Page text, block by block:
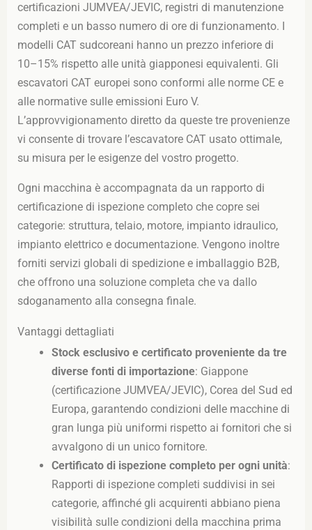
certificazioni JUMVEA/JEVIC, registri di manutenzione
completi e un basso numero di ore di funzionamento. I
modelli CAT sudcoreani hanno un prezzo inferiore di
10–15% rispetto alle unità giapponesi equivalenti. Gli
escavatori CAT europei sono conformi alle norme CE e
alle normative sulle emissioni Euro V.
L’approvvigionamento diretto da queste tre provenienze
vi consente di trovare l’escavatore CAT usato ottimale,
su misura per le esigenze del vostro progetto.
Ogni macchina è accompagnata da un rapporto di
certificazione di ispezione completo che copre sei
categorie: struttura, telaio, motore, impianto idraulico,
impianto elettrico e documentazione. Vengono inoltre
forniti servizi globali di spedizione e imballaggio B2B,
che offrono una soluzione completa che va dallo
sdoganamento alla consegna finale.
Vantaggi dettagliati
Stock esclusivo e certificato proveniente da tre
diverse fonti di importazione: Giappone
(certificazione JUMVEA/JEVIC), Corea del Sud ed
Europa, garantendo condizioni delle macchine di
gran lunga più uniformi rispetto ai fornitori che si
avvalgono di un unico fornitore.
Certificato di ispezione completo per ogni unità:
Rapporti di ispezione completi suddivisi in sei
categorie, affinché gli acquirenti abbiano piena
visibilità sulle condizioni della macchina prima